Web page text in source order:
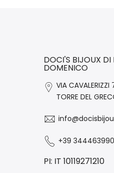
DOCI'S BIJOUX DI
DOMENICO
VIA
TORRE DEL
+39
PI: IT 10119271210